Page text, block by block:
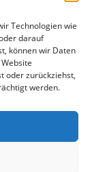
Technologien wie
darauf
können wir Daten
oder zurückziehst,
werden.